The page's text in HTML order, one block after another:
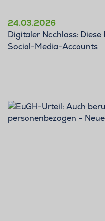
24.03.2026
Digitaler Nachlass: Diese
Social-Media-Accounts